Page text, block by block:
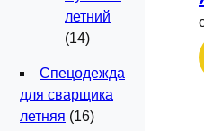
летний
(14)
Спецодежда
для сварщика
летняя (16)